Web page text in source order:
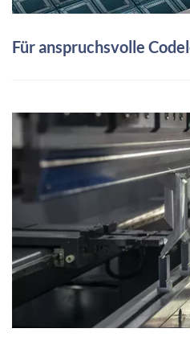
Für anspruchsvolle